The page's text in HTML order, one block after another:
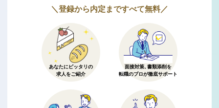
＼登録から内定まですべて無料／
あなたにピッタリの
求人をご紹介
面接対策、書類添削を
転職のプロが徹底サポート